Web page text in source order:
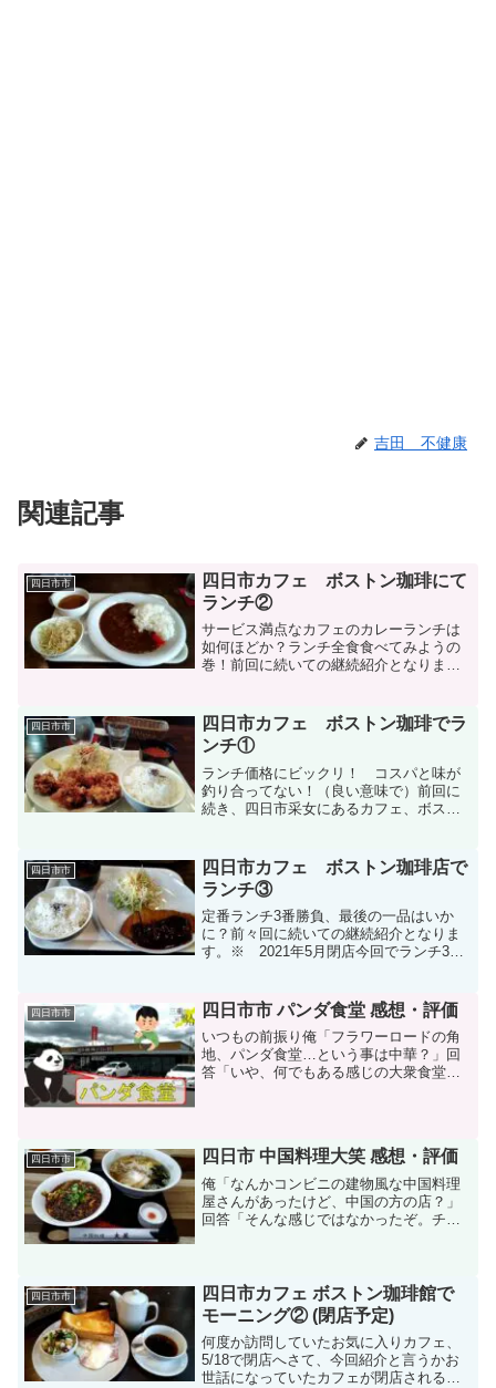
吉田 不健康
関連記事
四日市市
四日市カフェ ボストン珈琲にて
ランチ②
サービス満点なカフェのカレーランチは
如何ほどか？ランチ全食食べてみようの
巻！前回に続いての継続紹介となりま
です。今回注文したのは、定番ランチメ
ニューのカレーランチにしま...
四日市市
四日市カフェ ボストン珈琲でラ
ンチ①
ランチ価格にビックリ！ コスパと味が
釣り合ってない！（良い意味で）前回に
続き、四日市采女にあるカフェ、ボスト
若鶏の唐揚げランチにしました。しばら
くしてランチが到着。サム...
四日市市
四日市カフェ ボストン珈琲店で
ランチ③
定番ランチ3番勝負、最後の一品はいか
に？前々回に続いての継続紹介となりま
す。※ 2021年5月閉店今回でランチ3回
番に食べていったわけですが、今回でラ
ストになります。ち...
四日市市 四日市市 パンダ食堂 感想・評価
いつもの前振り俺「フラワーロードの角
地、パンダ食堂…という事は中華？」回
答「いや、何でもある感じの大衆食堂だ
っ広い駐車場…なのですが...
四日市市 四日市 中国料理大笑 感想・評価
俺「なんかコンビニの建物風な中国料理
屋さんがあったけど、中国の方の店？」
回答「そんな感じではなかったぞ。チョ
笑」です。ちなみに大笑...
四日市市
四日市カフェ ボストン珈琲館で
モーニング② (閉店予定)
何度か訪問していたお気に入りカフェ、
5/18で閉店へさて、今回紹介と言うかお
世話になっていたカフェが閉店されると